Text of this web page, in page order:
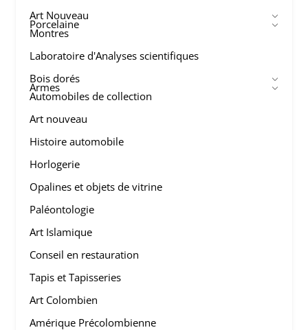
Art Nouveau
Porcelaine
Montres
Laboratoire d'Analyses scientifiques
Bois dorés
Armes
Automobiles de collection
Art nouveau
Histoire automobile
Horlogerie
Opalines et objets de vitrine
Paléontologie
Art Islamique
Conseil en restauration
Tapis et Tapisseries
Art Colombien
Amérique Précolombienne